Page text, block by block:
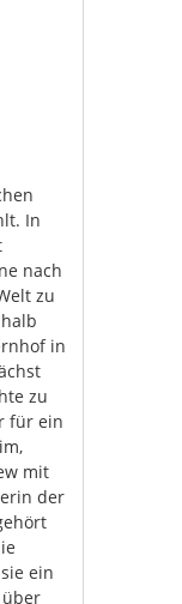
In
nach
zu
in
zu
für ein
mit
der
ein